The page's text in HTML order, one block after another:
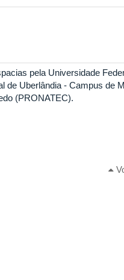
pela Universidade
de Uberlândia - Campus de
(PRONATEC).